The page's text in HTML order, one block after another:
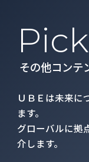
その他コンテ
ＵＢＥは未来に
ます。
グローバルに拠
介します。